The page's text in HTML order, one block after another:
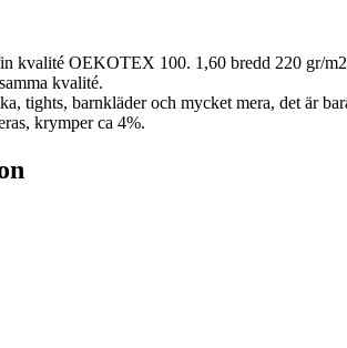
kvalité OEKOTEX 100. 1,60 bredd 220 gr/m2
kvalité.
tights, barnkläder och mycket mera, det är
krymper ca 4%.